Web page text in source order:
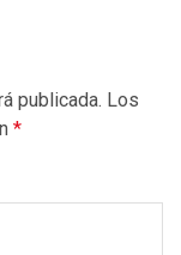
publicada. Los
*